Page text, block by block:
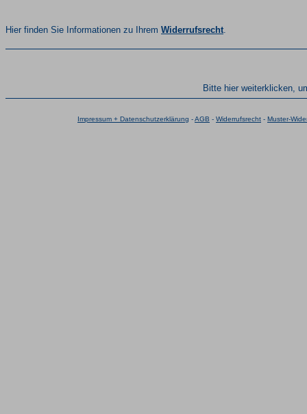
Hier finden Sie Informationen zu Ihrem Widerrufsrecht.
Bitte hier weiterklicken,
Impressum + Datenschutzerklärung -AGB - Widerrufsrecht - Muster-